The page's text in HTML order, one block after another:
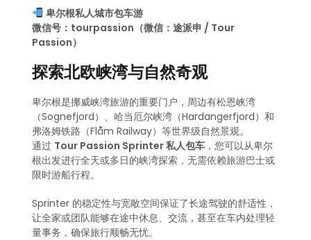
卑尔根私人城市包车游
微信号：tourpassion（微信：途派申 / Tour
Passion）
探索北欧峡湾与自然奇观
卑尔根是挪威峡湾旅游的重要门户，周边有松恩峡湾
（Sognefjord）、哈当厄尔峡湾（Hardangerfjord）和
弗洛姆铁路（Flåm Railway）等世界级自然景观。
通过 Tour Passion Sprinter 私人包车 ，您可以从卑尔
根出发进行全天或多日的峡湾探索，无需依赖旅游巴士或
限时游船行程。
Sprinter 的稳定性与宽敞空间保证了长途驾驶的舒适性，
让全家或团队能够在途中休息、交流，甚至在车内处理轻
量事务，确保旅行顺畅无忧。